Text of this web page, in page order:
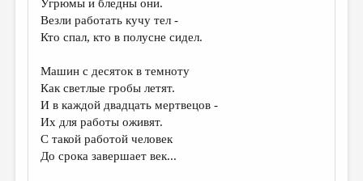
РЕДКОЛЛЕГИЯ
МАЛАЯ ПРОЗА
ЭССЕИСТИКА
ЛИТЕРАТУРОВЕДЕНИЕ
КУЛЬТУРОВЕДЕНИЕ
Угрюмы и бледны они.
Везли работать кучу тел -
Кто спал, кто в полусне сидел.
Машин с десяток в темноту
Как светлые гробы летят.
И в каждой двадцать мертвецов -
Их для работы оживят.
С такой работой человек
До срока завершает век...